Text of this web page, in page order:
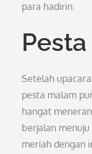
para hadirin.
Setelah
pesta malam
hangat
berjalan
meriah dengan